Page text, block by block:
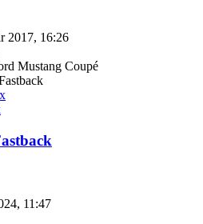
2017, 16:26
Mustang Coupé
11:47